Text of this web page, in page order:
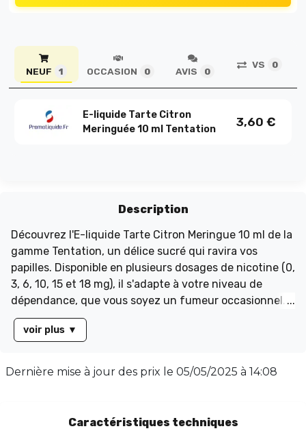
NEUF 1 OCCASION 0 AVIS 0
VS 0
E-liquide Tarte Citron
Meringuée 10 ml Tentation
3,60 €
Description
Découvrez l'E-liquide Tarte Citron Meringue 10 ml de la
gamme Tentation, un délice sucré qui ravira vos
papilles. Disponible en plusieurs dosages de nicotine (0,
3, 6, 10, 15 et 18 mg), il s'adapte à votre niveau de
dépendance, que vous soyez un fumeur occasionnel
ou régulier. Fabriqué en France, ce flacon de 10 ml est
conçu en plastique sans Bisphnol, avec un bouchon
Chaque flacon est étiqueté conformément à la
conservez-le dans un endroit sec et sombre à
voir plus ▼
Dernière mise à jour des prix le 05/05/2025 à 14:08
Caractéristiques techniques